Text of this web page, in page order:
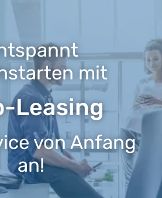
KONTAKT
mit
Leasing
von Anfang
an!